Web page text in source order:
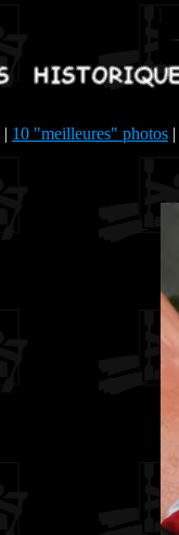
| 10 "meilleures" photos |